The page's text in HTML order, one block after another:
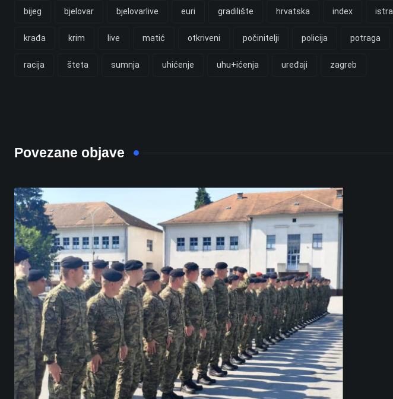
bijeg bjelovar bjelovarlive euri gradilište hrvatska index
krađa krim live matić otkriveni počinitelji policija potraga
racija šteta sumnja uhićenje uhu+ićenja uređaji zagreb
Povezane objave